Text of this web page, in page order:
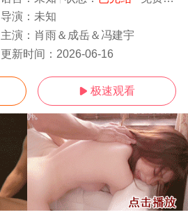
导演： 未知
主演： 肖雨＆成岳＆冯建宇
更新时间： 2026-06-16
 极速观看